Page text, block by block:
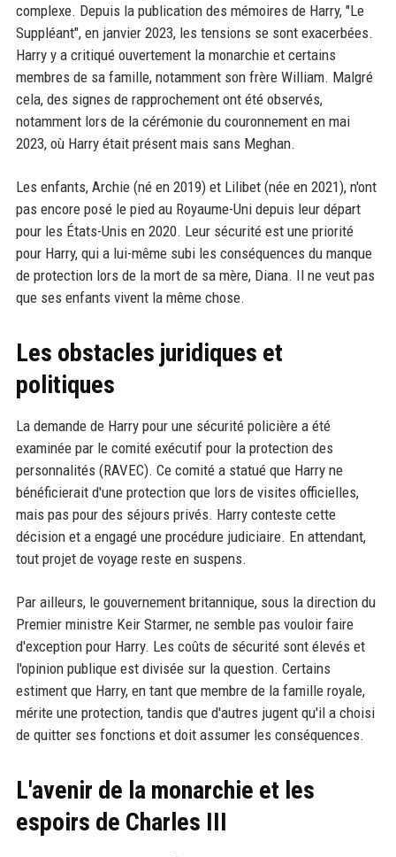
complexe. Depuis la publication des mémoires de Harry, "Le
Suppléant", en janvier 2023, les tensions se sont exacerbées.
Harry y a critiqué ouvertement la monarchie et certains
membres de sa famille, notamment son frère William. Malgré
cela, des signes de rapprochement ont été observés,
notamment lors de la cérémonie du couronnement en mai
2023, où Harry était présent mais sans Meghan.
Les enfants, Archie (né en 2019) et Lilibet (née en 2021), n'ont
pas encore posé le pied au Royaume-Uni depuis leur départ
pour les États-Unis en 2020. Leur sécurité est une priorité
pour Harry, qui a lui-même subi les conséquences du manque
de protection lors de la mort de sa mère, Diana. Il ne veut pas
que ses enfants vivent la même chose.
Les obstacles juridiques et
politiques
La demande de Harry pour une sécurité policière a été
examinée par le comité exécutif pour la protection des
personnalités (RAVEC). Ce comité a statué que Harry ne
bénéficierait d'une protection que lors de visites officielles,
mais pas pour des séjours privés. Harry conteste cette
décision et a engagé une procédure judiciaire. En attendant,
tout projet de voyage reste en suspens.
Par ailleurs, le gouvernement britannique, sous la direction du
Premier ministre Keir Starmer, ne semble pas vouloir faire
d'exception pour Harry. Les coûts de sécurité sont élevés et
l'opinion publique est divisée sur la question. Certains
estiment que Harry, en tant que membre de la famille royale,
mérite une protection, tandis que d'autres jugent qu'il a choisi
de quitter ses fonctions et doit assumer les conséquences.
L'avenir de la monarchie et les
espoirs de Charles III